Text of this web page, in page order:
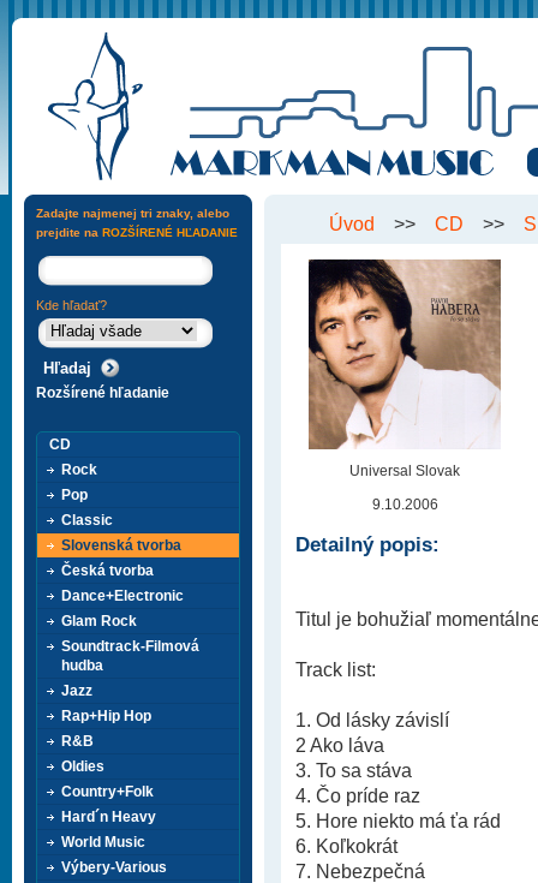
Úvod >> CD >>
Universal Slovak
9.10.2006
Detailný popis:
Titul je bohužiaľ
Track list:
1. Od lásky závislí
2 Ako láva
3. To sa stáva
4. Čo príde raz
5. Hore niekto má ťa rád
6. Koľkokrát
7. Nebezpečná
Zadajte najmenej tri znaky, alebo
prejdite na ROZŠÍRENÉ HĽADANIE
Kde hľadať?
Rozšírené hľadanie
CD
Rock
Pop
Classic
Slovenská tvorba
Česká tvorba
Dance+Electronic
Glam Rock
Soundtrack-Filmová
hudba
Jazz
Rap+Hip Hop
R&B
Oldies
Country+Folk
Hard´n Heavy
World Music
Výbery-Various